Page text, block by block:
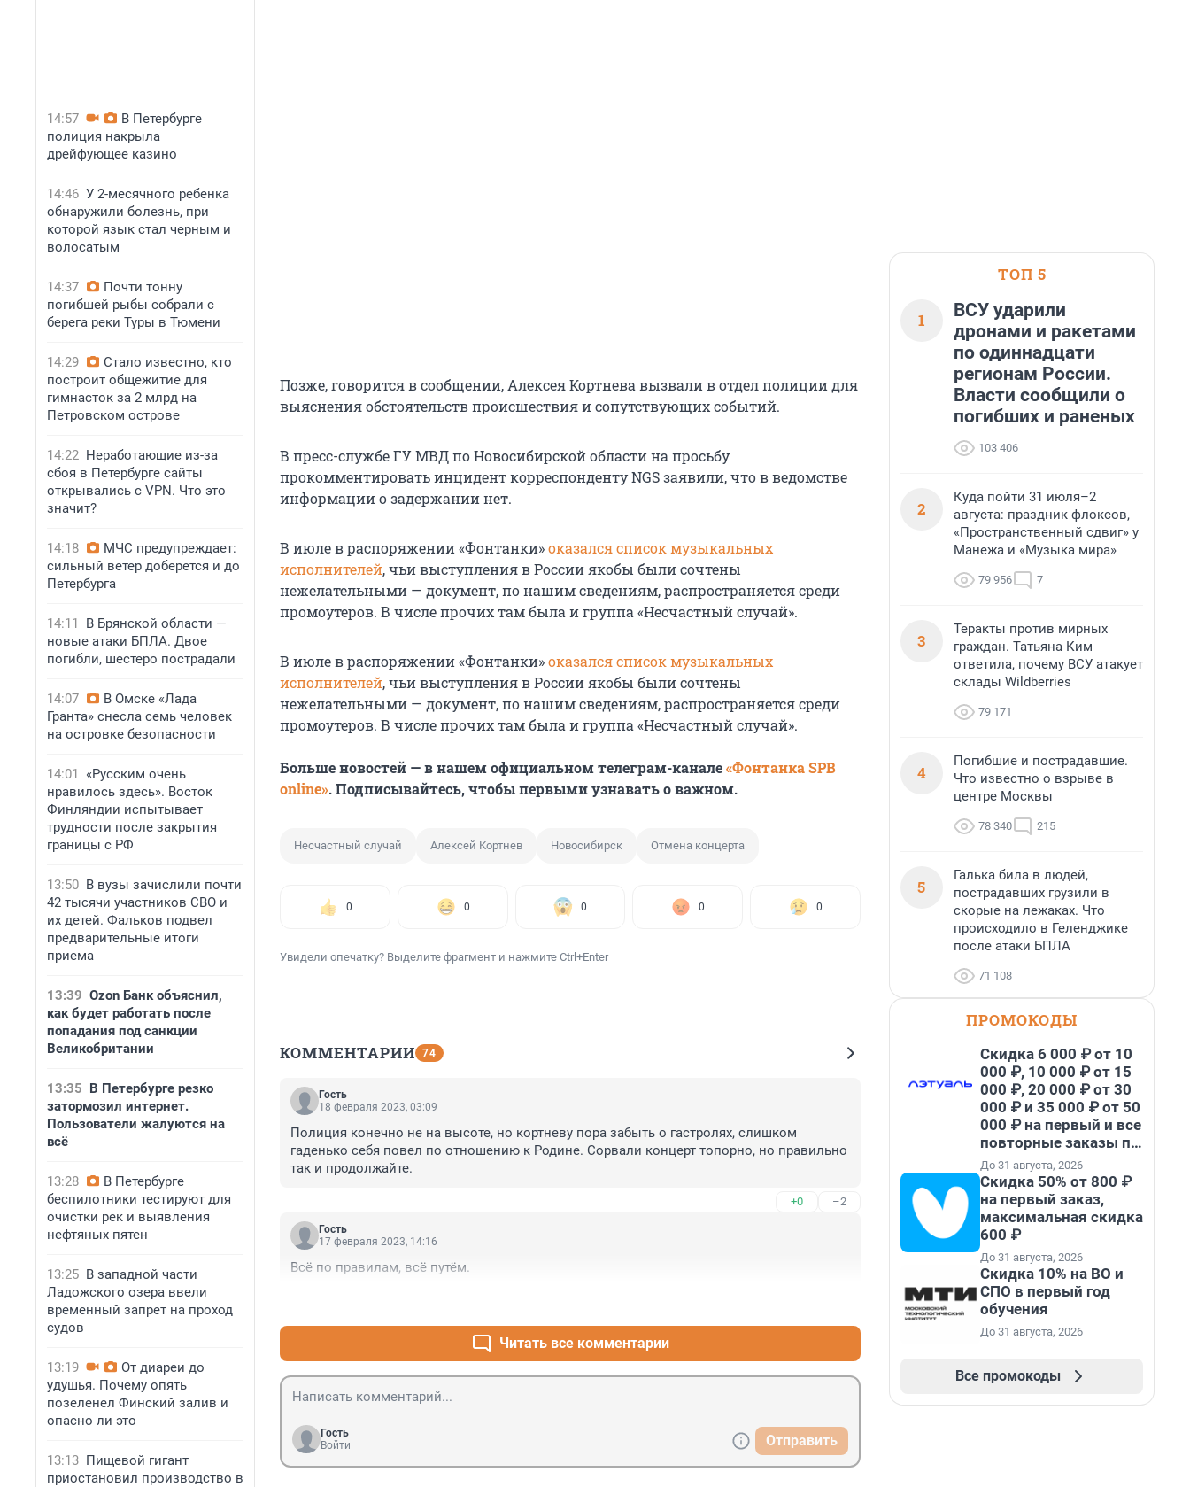
14:57
В Петербурге
полиция накрыла
дрейфующее казино
14:46 У 2-месячного ребенка
обнаружили болезнь, при
которой язык стал черным и
волосатым
14:37
Почти тонну
погибшей рыбы собрали с
берега реки Туры в Тюмени
14:29
Стало известно, кто
построит общежитие для
гимнасток за 2 млрд на
Петровском острове
14:22 Неработающие из-за
сбоя в Петербурге сайты
открывались с VPN. Что это
значит?
14:18
МЧС предупреждает:
сильный ветер доберется и до
Петербурга
14:11
В Брянской области —
новые атаки БПЛА. Двое
погибли, шестеро пострадали
14:07
В Омске «Лада
Гранта» снесла семь человек
на островке безопасности
14:01
«Русским очень
нравилось здесь». Восток
Финляндии испытывает
трудности после закрытия
границы с РФ
13:50 В вузы зачислили почти
42 тысячи участников СВО и
их детей. Фальков подвел
предварительные итоги
приема
13:39 Ozon Банк объяснил,
как будет работать после
попадания под санкции
Великобритании
13:35 В Петербурге резко
затормозил интернет.
Пользователи жалуются на
всё
13:28
В Петербурге
беспилотники тестируют для
очистки рек и выявления
нефтяных пятен
13:25 В западной части
Ладожского озера ввели
временный запрет на проход
судов
13:19
От диареи до
удушья. Почему опять
позеленел Финский залив и
опасно ли это
13:13 Пищевой гигант
приостановил производство в
Позже, говорится в сообщении, Алексея Кортнева вызвали в отдел полиции для
выяснения обстоятельств происшествия и сопутствующих событий.
В пресс-службе ГУ МВД по Новосибирской области на просьбу
прокомментировать инцидент корреспонденту NGS заявили, что в ведомстве
информации о задержании нет.
В июле в распоряжении «Фонтанки»оказался список музыкальных
исполнителей, чьи выступления в России якобы были сочтены
нежелательными — документ, по нашим сведениям, распространяется среди
промоутеров. В числе прочих там была и группа «Несчастный случай».
В июле в распоряжении «Фонтанки»оказался список музыкальных
исполнителей, чьи выступления в России якобы были сочтены
нежелательными — документ, по нашим сведениям, распространяется среди
промоутеров. В числе прочих там была и группа «Несчастный случай».
Больше новостей — в нашем официальном телеграм-канале«Фонтанка SPB
online». Подписывайтесь, чтобы первыми узнавать о важном.
Несчастный случай Алексей Кортнев Новосибирск Отмена концерта
0 0 0 0 0
Увидели опечатку? Выделите фрагмент и нажмите Ctrl+Enter
КОММЕНТАРИИ 74
Гость
18 февраля 2023, 03:09
Полиция конечно не на высоте, но кортневу пора забыть о гастролях, слишком
гаденько себя повел по отношению к Родине. Сорвали концерт топорно, но правильно
так и продолжайте.
+0 –2
Гость
17 февраля 2023, 14:16
Всё по правилам, всё путём.
Читать все комментарии
Гость
Войти
Отправить
ТОП 5
1
ВСУ ударили
дронами и ракетами
по одиннадцати
регионам России.
Власти сообщили о
погибших и раненых
103 406
2
Куда пойти 31 июля–2
августа: праздник флоксов,
«Пространственный сдвиг» у
Манежа и «Музыка мира»
79 956 7
3
Теракты против мирных
граждан. Татьяна Ким
ответила, почему ВСУ атакует
склады Wildberries
79 171
4
Погибшие и пострадавшие.
Что известно о взрыве в
центре Москвы
78 340 215
5
Галька била в людей,
пострадавших грузили в
скорые на лежаках. Что
происходило в Геленджике
после атаки БПЛА
71 108
ПРОМОКОДЫ
Скидка 6 000 ₽ от 10
000 ₽, 10 000 ₽ от 15
000 ₽, 20 000 ₽ от 30
000 ₽ и 35 000 ₽ от 50
000 ₽ на первый и все
повторные заказы по
промокоду НАБЕРИ
До 31 августа, 2026
Скидка 50% от 800 ₽
на первый заказ,
максимальная скидка
600 ₽
До 31 августа, 2026
Скидка 10% на ВО и
СПО в первый год
обучения
До 31 августа, 2026
Все промокоды